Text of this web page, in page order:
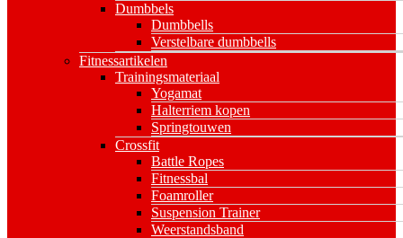
Dumbbels
Dumbbells
Verstelbare dumbbells
Fitnessartikelen
Trainingsmateriaal
Yogamat
Halterriem kopen
Springtouwen
Crossfit
Battle Ropes
Fitnessbal
Foamroller
Suspension Trainer
Weerstandsband